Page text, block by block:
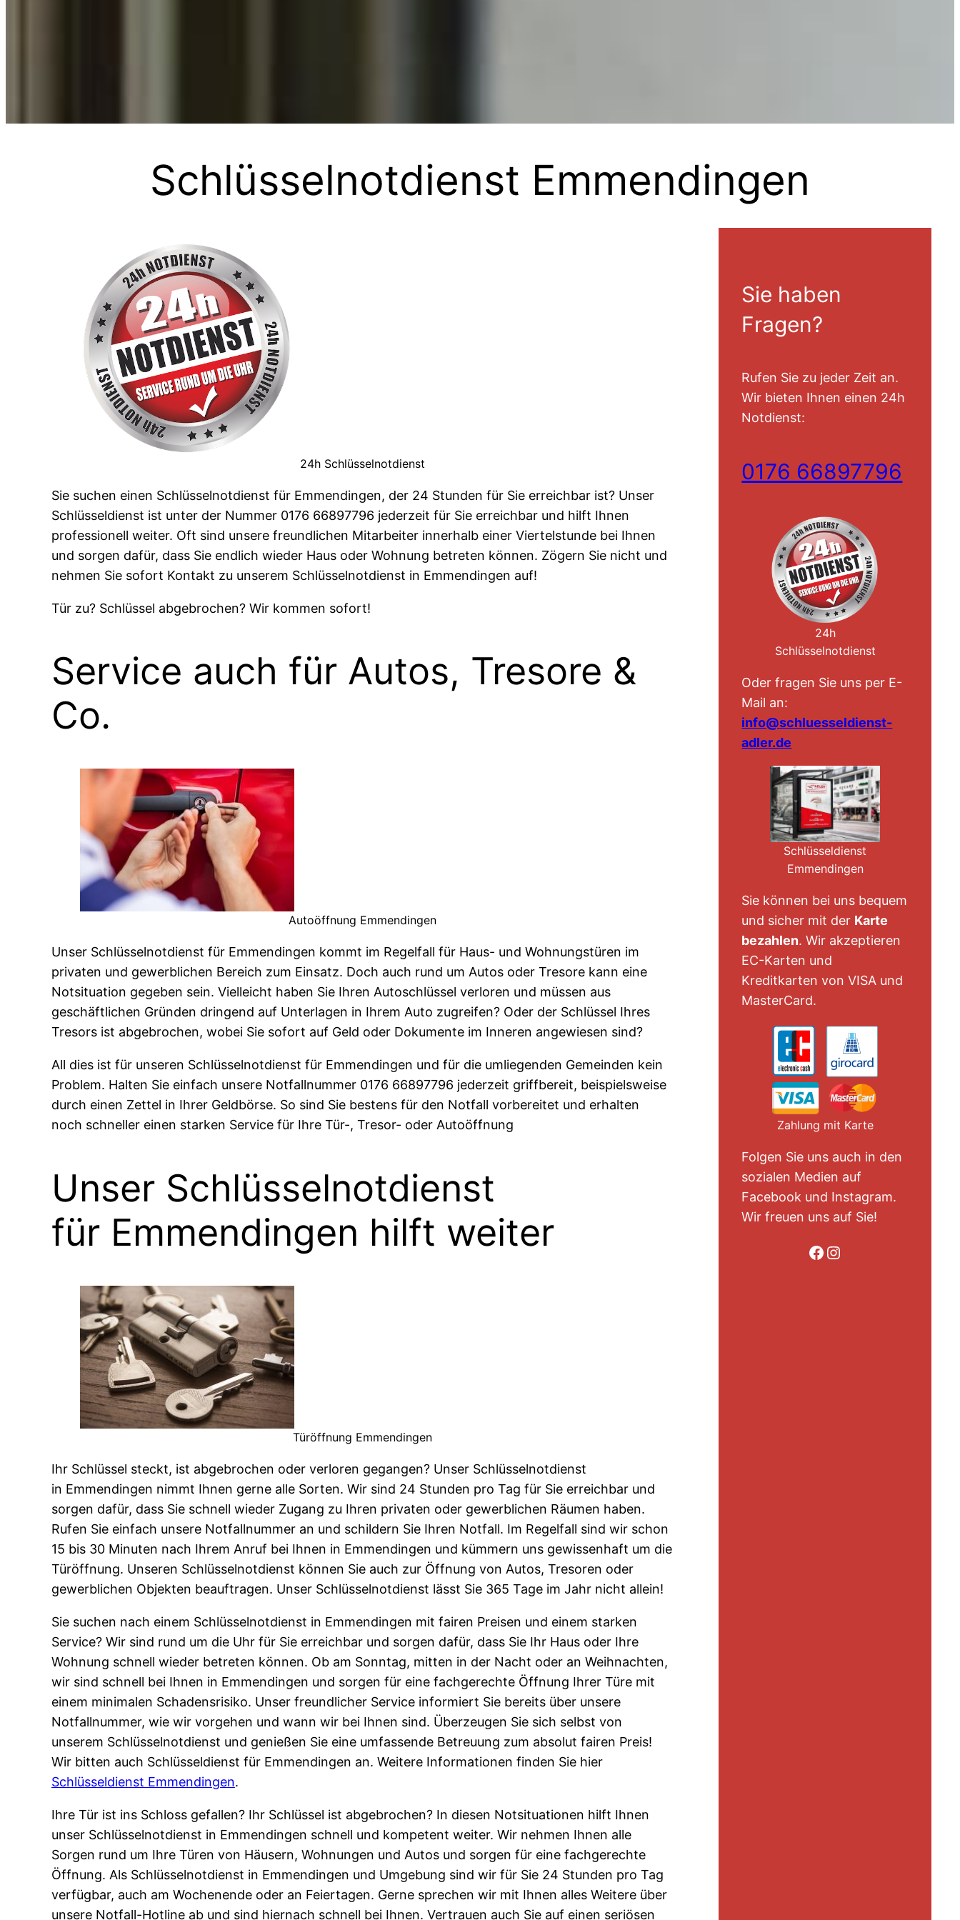
Schlüsselnotdienst Emmendingen
24h Schlüsselnotdienst
Sie suchen einen Schlüsselnotdienst für Emmendingen, der 24 Stunden für Sie erreichbar ist? Unser
Schlüsseldienst ist unter der Nummer 0176 66897796 jederzeit für Sie erreichbar und hilft Ihnen
professionell weiter. Oft sind unsere freundlichen Mitarbeiter innerhalb einer Viertelstunde bei Ihnen
und sorgen dafür, dass Sie endlich wieder Haus oder Wohnung betreten können. Zögern Sie nicht und
nehmen Sie sofort Kontakt zu unserem Schlüsselnotdienst in Emmendingen auf!
Tür zu? Schlüssel abgebrochen? Wir kommen sofort!
Service auch für Autos, Tresore &
Co.
Autoöffnung Emmendingen
Unser Schlüsselnotdienst für Emmendingen kommt im Regelfall für Haus- und Wohnungstüren im
privaten und gewerblichen Bereich zum Einsatz. Doch auch rund um Autos oder Tresore kann eine
Notsituation gegeben sein. Vielleicht haben Sie Ihren Autoschlüssel verloren und müssen aus
geschäftlichen Gründen dringend auf Unterlagen in Ihrem Auto zugreifen? Oder der Schlüssel Ihres
Tresors ist abgebrochen, wobei Sie sofort auf Geld oder Dokumente im Inneren angewiesen sind?
All dies ist für unseren Schlüsselnotdienst für Emmendingen und für die umliegenden Gemeinden kein
Problem. Halten Sie einfach unsere Notfallnummer 0176 66897796 jederzeit griffbereit, beispielsweise
durch einen Zettel in Ihrer Geldbörse. So sind Sie bestens für den Notfall vorbereitet und erhalten
noch schneller einen starken Service für Ihre Tür-, Tresor- oder Autoöffnung
Unser Schlüsselnotdienst
für Emmendingen hilft weiter
Türöffnung Emmendingen
Ihr Schlüssel steckt, ist abgebrochen oder verloren gegangen? Unser Schlüsselnotdienst
in Emmendingen nimmt Ihnen gerne alle Sorten. Wir sind 24 Stunden pro Tag für Sie erreichbar und
sorgen dafür, dass Sie schnell wieder Zugang zu Ihren privaten oder gewerblichen Räumen haben.
Rufen Sie einfach unsere Notfallnummer an und schildern Sie Ihren Notfall. Im Regelfall sind wir schon
15 bis 30 Minuten nach Ihrem Anruf bei Ihnen in Emmendingen und kümmern uns gewissenhaft um die
Türöffnung. Unseren Schlüsselnotdienst können Sie auch zur Öffnung von Autos, Tresoren oder
gewerblichen Objekten beauftragen. Unser Schlüsselnotdienst lässt Sie 365 Tage im Jahr nicht allein!
Sie suchen nach einem Schlüsselnotdienst in Emmendingen mit fairen Preisen und einem starken
Service? Wir sind rund um die Uhr für Sie erreichbar und sorgen dafür, dass Sie Ihr Haus oder Ihre
Wohnung schnell wieder betreten können. Ob am Sonntag, mitten in der Nacht oder an Weihnachten,
wir sind schnell bei Ihnen in Emmendingen und sorgen für eine fachgerechte Öffnung Ihrer Türe mit
einem minimalen Schadensrisiko. Unser freundlicher Service informiert Sie bereits über unsere
Notfallnummer, wie wir vorgehen und wann wir bei Ihnen sind. Überzeugen Sie sich selbst von
unserem Schlüsselnotdienst und genießen Sie eine umfassende Betreuung zum absolut fairen Preis!
Wir bitten auch Schlüsseldienst für Emmendingen an. Weitere Informationen finden Sie hier
Schlüsseldienst Emmendingen.
Ihre Tür ist ins Schloss gefallen? Ihr Schlüssel ist abgebrochen? In diesen Notsituationen hilft Ihnen
unser Schlüsselnotdienst in Emmendingen schnell und kompetent weiter. Wir nehmen Ihnen alle
Sorgen rund um Ihre Türen von Häusern, Wohnungen und Autos und sorgen für eine fachgerechte
Öffnung. Als Schlüsselnotdienst in Emmendingen und Umgebung sind wir für Sie 24 Stunden pro Tag
verfügbar, auch am Wochenende oder an Feiertagen. Gerne sprechen wir mit Ihnen alles Weitere über
unsere Notfall-Hotline ab und sind hiernach schnell bei Ihnen. Vertrauen auch Sie auf einen seriösen
Sie haben
Fragen?
Rufen Sie zu jeder Zeit an.
Wir bieten Ihnen einen 24h
Notdienst:
0176 66897796
24h
Schlüsselnotdienst
Oder fragen Sie uns per E-
Mail an:
info@schluesseldienst-
adler.de
Schlüsseldienst
Emmendingen
Sie können bei uns bequem
und sicher mit der Karte
bezahlen. Wir akzeptieren
EC-Karten und
Kreditkarten von VISA und
MasterCard.
Zahlung mit Karte
Folgen Sie uns auch in den
sozialen Medien auf
Facebook und Instagram.
Wir freuen uns auf Sie!
Folge uns auf Facebook Folge uns auf Instagram